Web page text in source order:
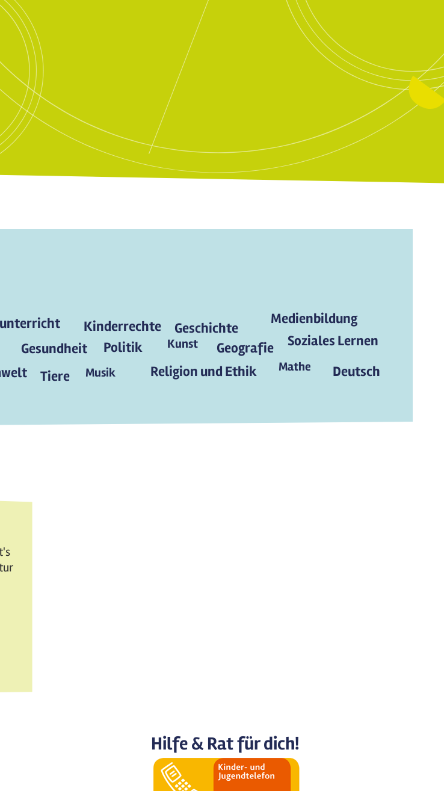
Kinderrechte Geschichte
Medienbildung
Gesundheit Politik Kunst Geografie
Soziales Lernen
Tiere Musik Religion und Ethik Mathe Deutsch
Hilfe & Rat für dich!